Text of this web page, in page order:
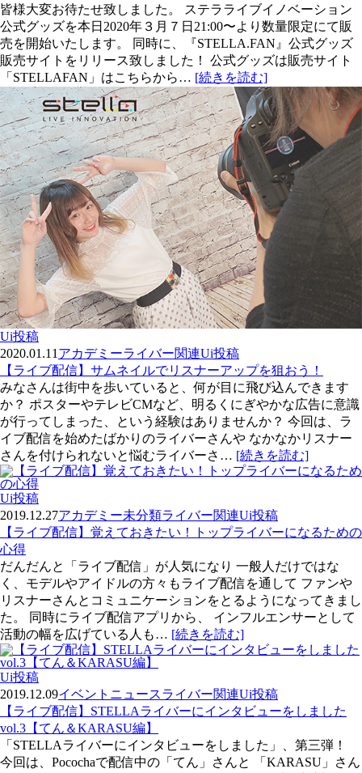
皆様大変お待たせ致しました。 ステラライブイノベーション
公式グッズを本日2020年３月７日21:00〜より数量限定にて販
売を開始いたします。 同時に、『STELLA.FAN』公式グッズ
販売サイトをリリース致しました！ 公式グッズは販売サイト
「STELLAFAN」はこちらから… [続きを読む]
Ui投稿
2020.01.11 アカデミーライバー関連Ui投稿
【ライブ配信】サムネイルでリスナーアップを狙おう！
みなさんは街中を歩いていると、何が目に飛び込んできます
か？ ポスターやテレビCMなど、明るくにぎやかな広告に意識
が行ってしまった、という経験はありませんか？ 今回は、ラ
イブ配信を始めたばかりのライバーさんや なかなかリスナー
さんを付けられないと悩むライバーさ… [続きを読む]
Ui投稿
2019.12.27アカデミー未分類ライバー関連Ui投稿
【ライブ配信】覚えておきたい！トップライバーになるための
心得
だんだんと「ライブ配信」が人気になり 一般人だけではな
く、モデルやアイドルの方々もライブ配信を通して ファンや
リスナーさんとコミュニケーションをとるようになってきまし
た。 同時にライブ配信アプリから、 インフルエンサーとして
活動の幅を広げている人も… [続きを読む]
Ui投稿
2019.12.09イベント ニュースライバー関連Ui投稿
【ライブ配信】STELLAライバーにインタビューをしました
vol.3【てん＆KARASU編】
「STELLAライバーにインタビューをしました」、第三弾！
今回は、Pocochaで配信中の「てん」さんと 「KARASU」さん